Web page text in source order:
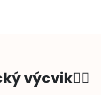
výcvik🏊‍♀️